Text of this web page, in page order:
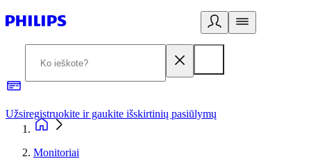
Užsiregistruokite ir gaukite išskirtinių pasiūlymų
Monitoriai